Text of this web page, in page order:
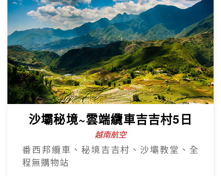
海鮮自助餐+龍蝦半隻、水陸雙樂園、溫泉
泥漿浴、過山車